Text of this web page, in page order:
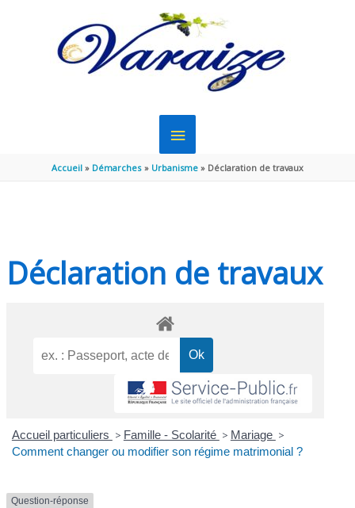
MENU
PRINCIPAL
Accueil Démarches Urbanisme Déclaration de travaux
Déclaration de travaux
Accueil particuliers > Famille - Scolarité > Mariage >
Comment changer ou modifier son régime matrimonial ?
Question-réponse